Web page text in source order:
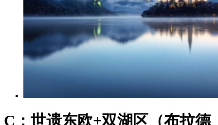
C：世遗东欧+双湖区（布拉德